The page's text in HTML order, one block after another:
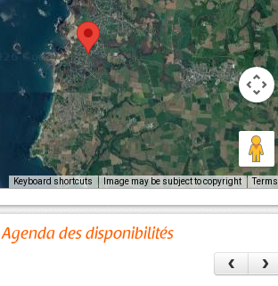
Keyboard shortcuts Image may be subject to copyright Terms
Agenda des disponibilités
‹ ›